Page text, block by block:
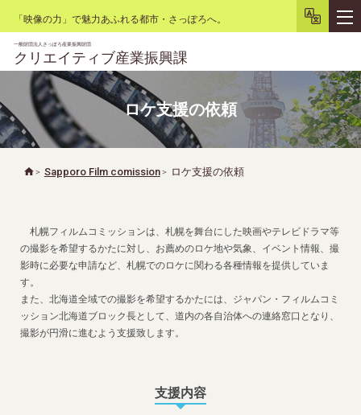
「映像の力」で魅力あふれる都市・さっぽろへ。
一般財団法人さっぽろ産業振興財団
クリエイティブ産業振興課
文字サイズ 背景色 白 リセット
ロケ支援の依頼
Sapporo Film comission ロケ支援の依頼
札幌フィルムコミッションは、札幌を舞台にした映画やテレビドラマ等
の撮影を希望するかたに対し、お薦めのロケ地や気象、イベント情報、撮
影時に必要な申請など、札幌でのロケに関わる各種情報を提供していま
す。
また、北海道全域での撮影を希望するかたには、ジャパン・フィルムコミ
ッション北海道ブロック長として、道内の各自治体への連絡窓口となり、
撮影が円滑に進むよう支援致します。
支援内容